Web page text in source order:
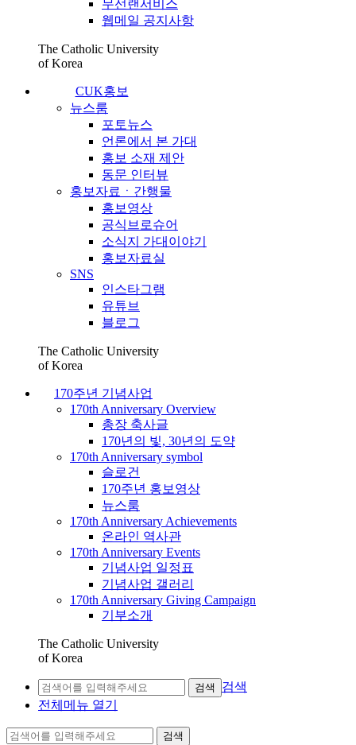
무선랜서비스
웹메일 공지사항
The Catholic University
of Korea
CUK홍보
뉴스룸
포토뉴스
언론에서 본 가대
홍보 소재 제안
동문 인터뷰
홍보자료ㆍ간행물
홍보영상
공식브로슈어
소식지 가대이야기
홍보자료실
SNS
인스타그램
유튜브
블로그
The Catholic University
of Korea
170주년 기념사업
170th Anniversary Overview
총장 축사글
170년의 빛, 30년의 도약
170th Anniversary symbol
슬로건
170주년 홍보영상
뉴스룸
170th Anniversary Achievements
온라인 역사관
170th Anniversary Events
기념사업 일정표
기념사업 갤러리
170th Anniversary Giving Campaign
기부소개
The Catholic University
of Korea
검색
검색
전체메뉴 열기
검색